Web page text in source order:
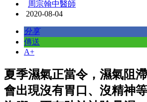
周宗翰中醫師
2020-08-04
分享
傳送
A+
夏季濕氣正當令，濕氣阻
會出現沒有胃口、沒精神